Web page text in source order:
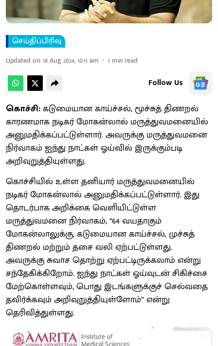
செய்திப்பிரிவு
Updated on:18 Aug 2024, 10:11 am 1 min read
Follow Us
கொச்சி:கடுமையான காய்ச்சல், மூச்சுத் திணறல்
காரணமாக நடிகர் மோகன்லால் மருத்துவமனையில்
அனுமதிக்கப்பட்டுள்ளார். அவருக்கு மருத்துவமனை
நிர்வாகம் ஐந்து நாட்கள் ஓய்வில் இருக்கும்படி
அறிவுறுத்தியுள்ளது.
கொச்சியில் உள்ள தனியார் மருத்துவமனையில்
நடிகர் மோகன்லால் அனுமதிக்கப்பட்டுள்ளார். இது
தொடர்பாக அறிக்கை வெளியிட்டுள்ள
மருத்துவமனை நிர்வாகம், “64 வயதாகும்
மோகன்லாலுக்கு, கடுமையான காய்ச்சல், முச்சுத்
திணறல் மற்றும் தசை வலி ஏற்பட்டுள்ளது.
அவருக்கு சுவாச தொற்று ஏற்பட்டிருக்கலாம் என்று
சந்தேகிக்கிறோம். ஐந்து நாட்கள் ஓய்வுடன் சிகிச்சை
மேற்கொள்ளவும், பொது இடங்களுக்குச் செல்வதை
தவிர்க்கவும் அறிவுறுத்தியுள்ளோம்” என்று
தெரிவித்துள்ளது.